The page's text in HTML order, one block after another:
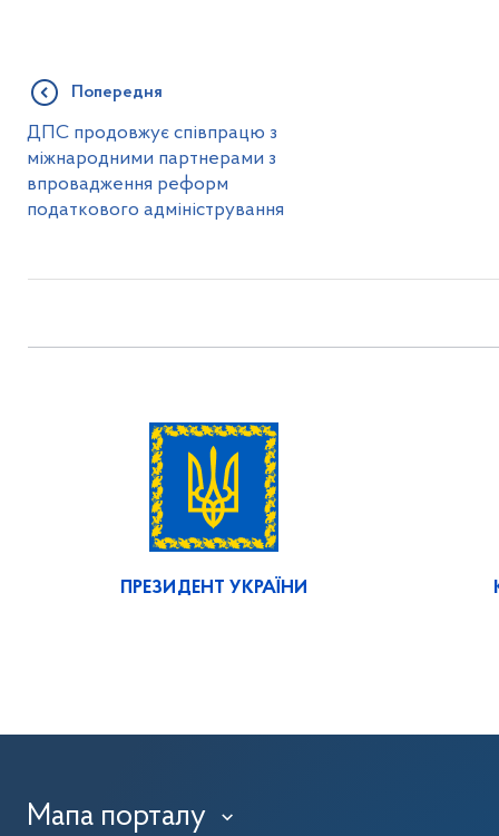
Попередня
ДПС продовжує співпрацю з
міжнародними партнерами з
впровадження реформ
податкового адміністрування
ПРЕЗИДЕНТ УКРАЇНИ
Мапа порталу ›